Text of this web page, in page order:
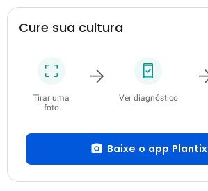
Cure sua cultura
Tirar uma
foto
Ver diagnóstico
Baixe o app Plantix